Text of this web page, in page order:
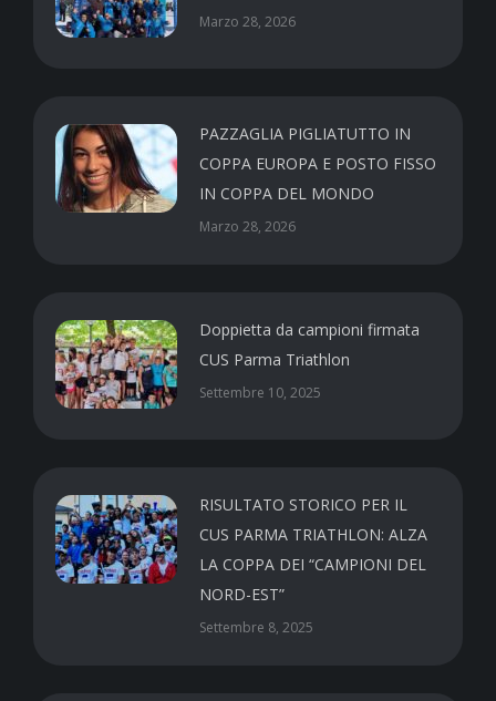
Marzo 28, 2026
PAZZAGLIA PIGLIATUTTO IN
COPPA EUROPA E POSTO FISSO
IN COPPA DEL MONDO
Marzo 28, 2026
Doppietta da campioni firmata
CUS Parma Triathlon
Settembre 10, 2025
RISULTATO STORICO PER IL
CUS PARMA TRIATHLON: ALZA
LA COPPA DEI “CAMPIONI DEL
NORD-EST”
Settembre 8, 2025